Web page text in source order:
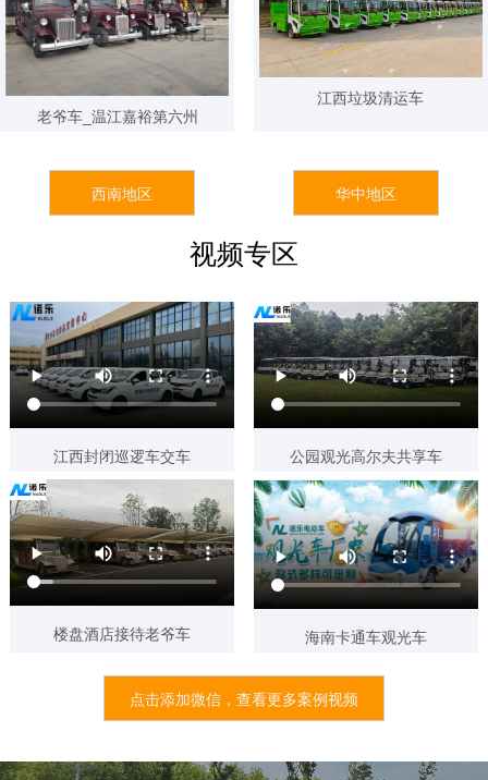
1天前 137****7562 已获取报价方案
1天前 133****4414 已获取报价方案
1天前 153****7851 已获取报价方案
1天前 156****3457 已获取报价方案
1天前 185****1177 已获取报价方案
7天前 159****3959 已获取报价方案
7天前 152****1142 已获取报价方案
7天前 158****0276 已获取报价方案
7天前 185****0512 已获取报价方案
6天前 153****9970 已获取报价方案
6天前 152****3963 已获取报价方案
6天前 153****6487 已获取报价方案
5天前 180****2786 已获取报价方案
5天前 138****9606 已获取报价方案
4天前 139****7506 已获取报价方案
3天内 130****0359 已获取报价方案
老爷车_温江嘉裕第六州
江西垃圾清运车
西南地区 华中地区
视频专区
江西封闭巡逻车交车 公园观光高尔夫共享车
楼盘酒店接待老爷车 海南卡通车观光车
点击添加微信，查看更多案例视频